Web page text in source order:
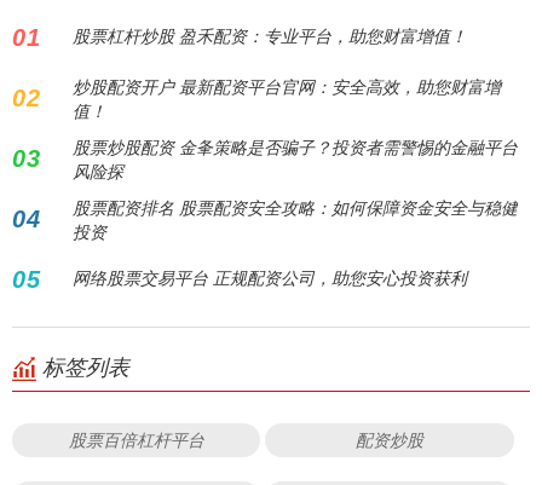
01 股票杠杆炒股 盈禾配资：专业平台，助您财富增值！
02
炒股配资开户 最新配资平台官网：安全高效，助您财富增
值！
03
股票炒股配资 金夆策略是否骗子？投资者需警惕的金融平台
风险探
04
股票配资排名 股票配资安全攻略：如何保障资金安全与稳健
投资
05 网络股票交易平台 正规配资公司，助您安心投资获利
标签列表
股票百倍杠杆平台 配资炒股